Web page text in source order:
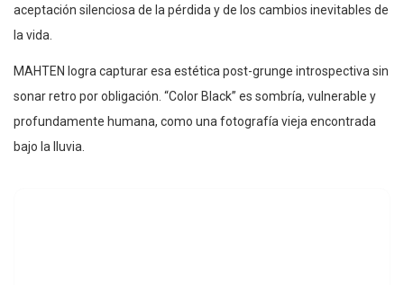
aceptación silenciosa de la pérdida y de los cambios inevitables de
la vida.
MAHTEN logra capturar esa estética post-grunge introspectiva sin
sonar retro por obligación. “Color Black” es sombría, vulnerable y
profundamente humana, como una fotografía vieja encontrada
bajo la lluvia.